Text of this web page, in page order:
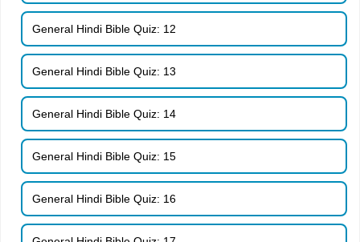
General Hindi Bible Quiz: 12
General Hindi Bible Quiz: 13
General Hindi Bible Quiz: 14
General Hindi Bible Quiz: 15
General Hindi Bible Quiz: 16